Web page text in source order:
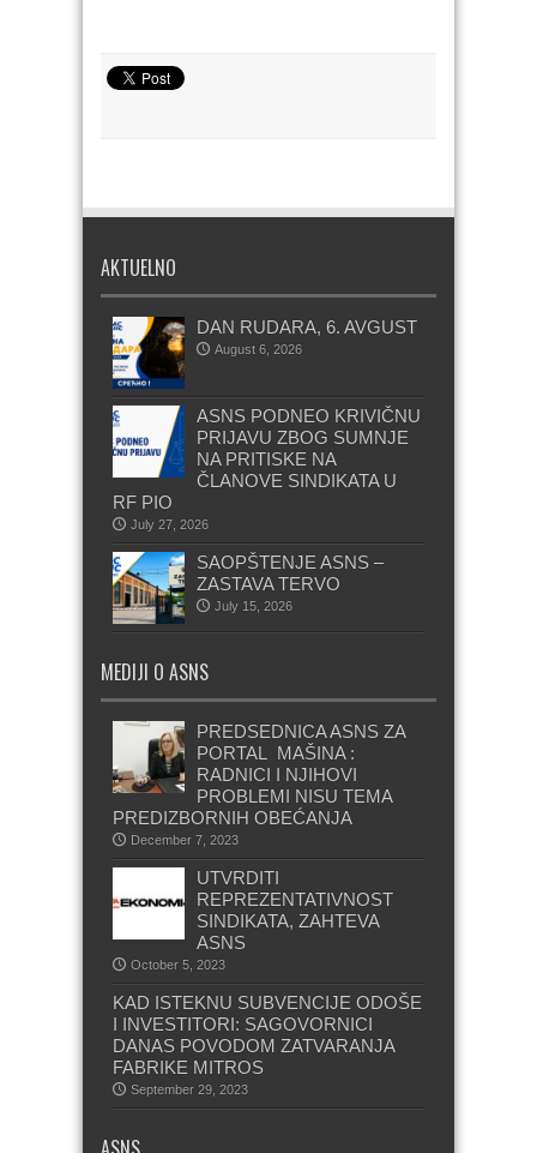
AKTUELNO
DAN RUDARA, 6. AVGUST
August 6, 2026
ASNS PODNEO KRIVIČNU
PRIJAVU ZBOG SUMNJE
NA PRITISKE NA
ČLANOVE SINDIKATA U
RF PIO
July 27, 2026
SAOPŠTENJE ASNS –
ZASTAVA TERVO
July 15, 2026
MEDIJI O ASNS
PREDSEDNICA ASNS ZA
PORTAL MAŠINA :
RADNICI I NJIHOVI
PROBLEMI NISU TEMA
PREDIZBORNIH OBEĆANJA
December 7, 2023
UTVRDITI
REPREZENTATIVNOST
SINDIKATA, ZAHTEVA
ASNS
October 5, 2023
KAD ISTEKNU SUBVENCIJE ODOŠE
I INVESTITORI: SAGOVORNICI
DANAS POVODOM ZATVARANJA
FABRIKE MITROS
September 29, 2023